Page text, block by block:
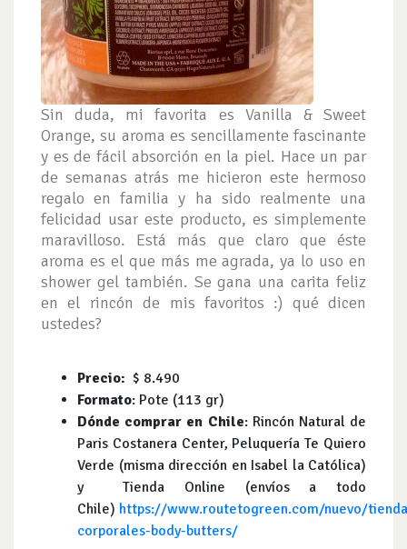
Sin duda, mi favorita es Vanilla & Sweet
Orange, su aroma es sencillamente fascinante
y es de fácil absorción en la piel. Hace un par
de semanas atrás me hicieron este hermoso
regalo en familia y ha sido realmente una
felicidad usar este producto, es simplemente
maravilloso. Está más que claro que éste
aroma es el que más me agrada, ya lo uso en
shower gel también. Se gana una carita feliz
en el rincón de mis favoritos :) qué dicen
ustedes?
Precio: $ 8.490
Formato: Pote (113 gr)
Dónde comprar en Chile: Rincón Natural de
Paris Costanera Center, Peluquería Te Quiero
Verde (misma dirección en Isabel la Católica)
y Tienda Online (envíos a todo
Chile) https://www.routetogreen.com/nuevo/
corporales-body-butters/